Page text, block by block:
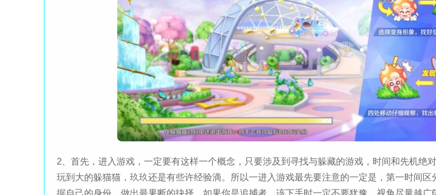
2、首先，进入游戏，一定要有这样一个概念，只要涉及到寻找与躲藏的游戏，时间和先机绝
玩到大的躲猫猫，玖玖还是有些许经验滴。所以一进入游戏最先要注意的一定是，第一时间区
据自己的身份，做出最果断的抉择，如果你是追捕者，该下手时一定不要犹豫，视角尽量越广